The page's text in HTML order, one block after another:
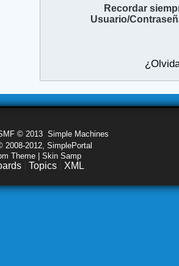
Recordar
Usuario/
© 2013 Simple Machines
2008-2012, SimplePortal
Theme | Skin Samp
Topics XML